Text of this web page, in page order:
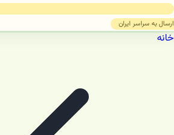
ارسال به سراسر ایران
خانه